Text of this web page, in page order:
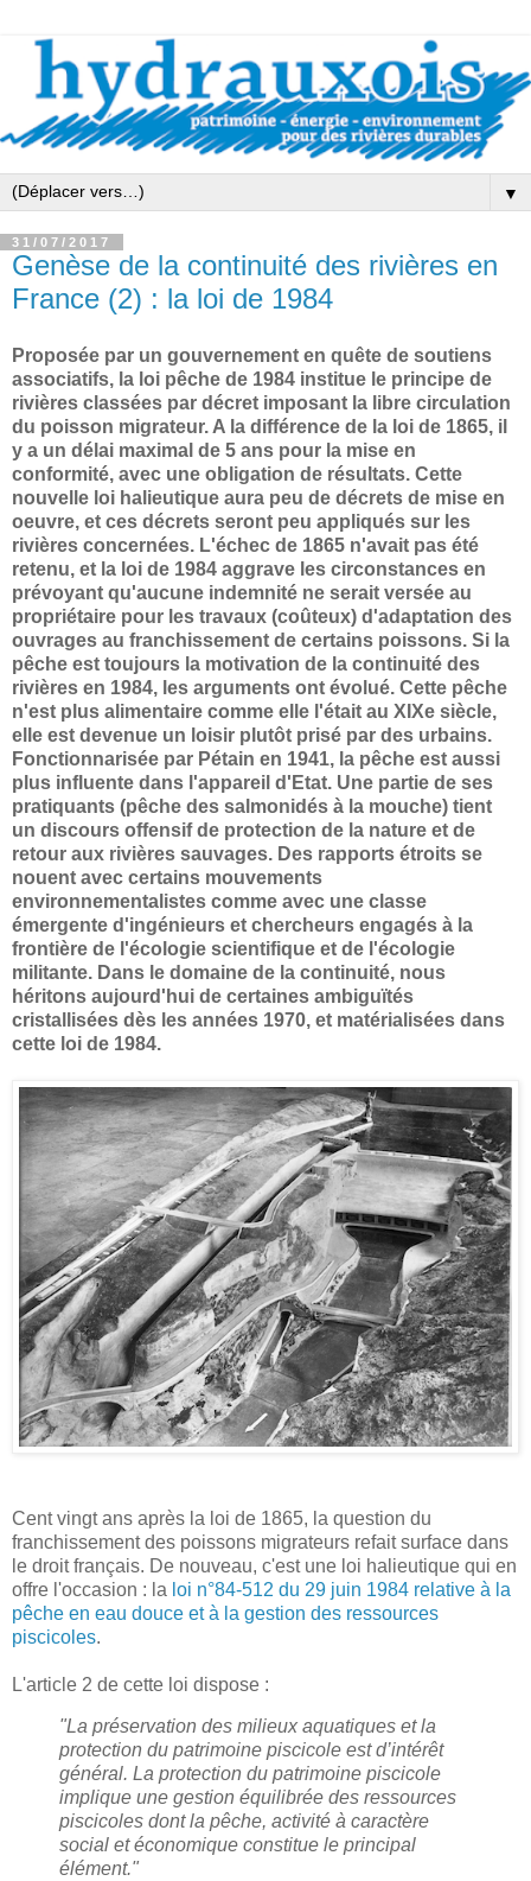
▼
31/07/2017
Genèse de la continuité des rivières en
France (2) : la loi de 1984
Proposée par un gouvernement en quête de soutiens
associatifs, la loi pêche de 1984 institue le principe de
rivières classées par décret imposant la libre circulation
du poisson migrateur. A la différence de la loi de 1865, il
y a un délai maximal de 5 ans pour la mise en
conformité, avec une obligation de résultats. Cette
nouvelle loi halieutique aura peu de décrets de mise en
oeuvre, et ces décrets seront peu appliqués sur les
rivières concernées. L'échec de 1865 n'avait pas été
retenu, et la loi de 1984 aggrave les circonstances en
prévoyant qu'aucune indemnité ne serait versée au
propriétaire pour les travaux (coûteux) d'adaptation des
ouvrages au franchissement de certains poissons. Si la
pêche est toujours la motivation de la continuité des
rivières en 1984, les arguments ont évolué. Cette pêche
n'est plus alimentaire comme elle l'était au XIXe siècle,
elle est devenue un loisir plutôt prisé par des urbains.
Fonctionnarisée par Pétain en 1941, la pêche est aussi
plus influente dans l'appareil d'Etat. Une partie de ses
pratiquants (pêche des salmonidés à la mouche) tient
un discours offensif de protection de la nature et de
retour aux rivières sauvages. Des rapports étroits se
nouent avec certains mouvements
environnementalistes comme avec une classe
émergente d'ingénieurs et chercheurs engagés à la
frontière de l'écologie scientifique et de l'écologie
militante. Dans le domaine de la continuité, nous
héritons aujourd'hui de certaines ambiguïtés
cristallisées dès les années 1970, et matérialisées dans
cette loi de 1984.
Cent vingt ans après la loi de 1865, la question du
franchissement des poissons migrateurs refait surface dans
le droit français. De nouveau, c'est une loi halieutique qui en
offre l'occasion : la loi n°84-512 du 29 juin 1984 relative à la
pêche en eau douce et à la gestion des ressources
piscicoles.
L'article 2 de cette loi dispose :
"La préservation des milieux aquatiques et la
protection du patrimoine piscicole est d’intérêt
général. La protection du patrimoine piscicole
implique une gestion équilibrée des ressources
piscicoles dont la pêche, activité à caractère
social et économique constitue le principal
élément."